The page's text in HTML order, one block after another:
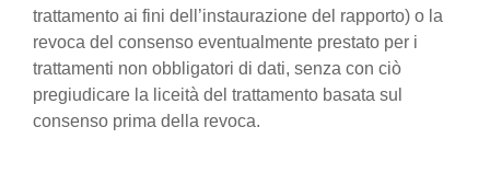
trattamento ai fini dell’instaurazione del rapporto) o la
revoca del consenso eventualmente prestato per i
trattamenti non obbligatori di dati, senza con ciò
pregiudicare la liceità del trattamento basata sul
consenso prima della revoca.